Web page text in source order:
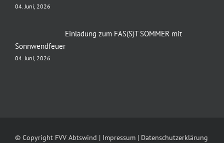
04. Juni, 2026
Einladung zum FAS(S)T SOMMER mit
Sonnwendfeuer
04. Juni, 2026
© Copyright FVV Abtswind | Impressum| Datenschutzerklärung